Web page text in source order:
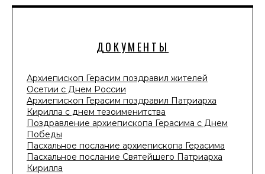
ДОКУМЕНТЫ
Архиепископ Герасим поздравил жителей
Осетии с Днем России
Архиепископ Герасим поздравил Патриарха
Кирилла с днем тезоименитства
Поздравление архиепископа Герасима с Днем
Победы
Пасхальное послание архиепископа Герасима
Пасхальное послание Святейшего Патриарха
Кирилла